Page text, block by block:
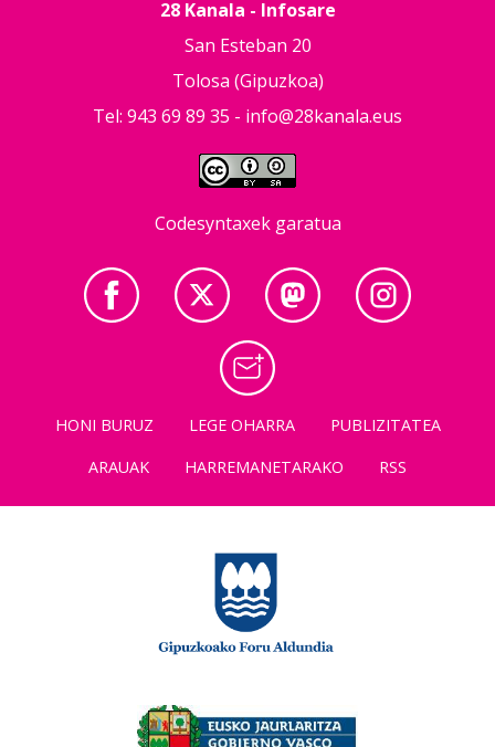
28 Kanala - Infosare
San Esteban 20
Tolosa (Gipuzkoa)
Tel: 943 69 89 35 - info@28kanala.eus
Codesyntaxek garatua
HONI BURUZ LEGE OHARRA
PUBLIZITATEA
ARAUAK
HARREMANETARAKO RSS